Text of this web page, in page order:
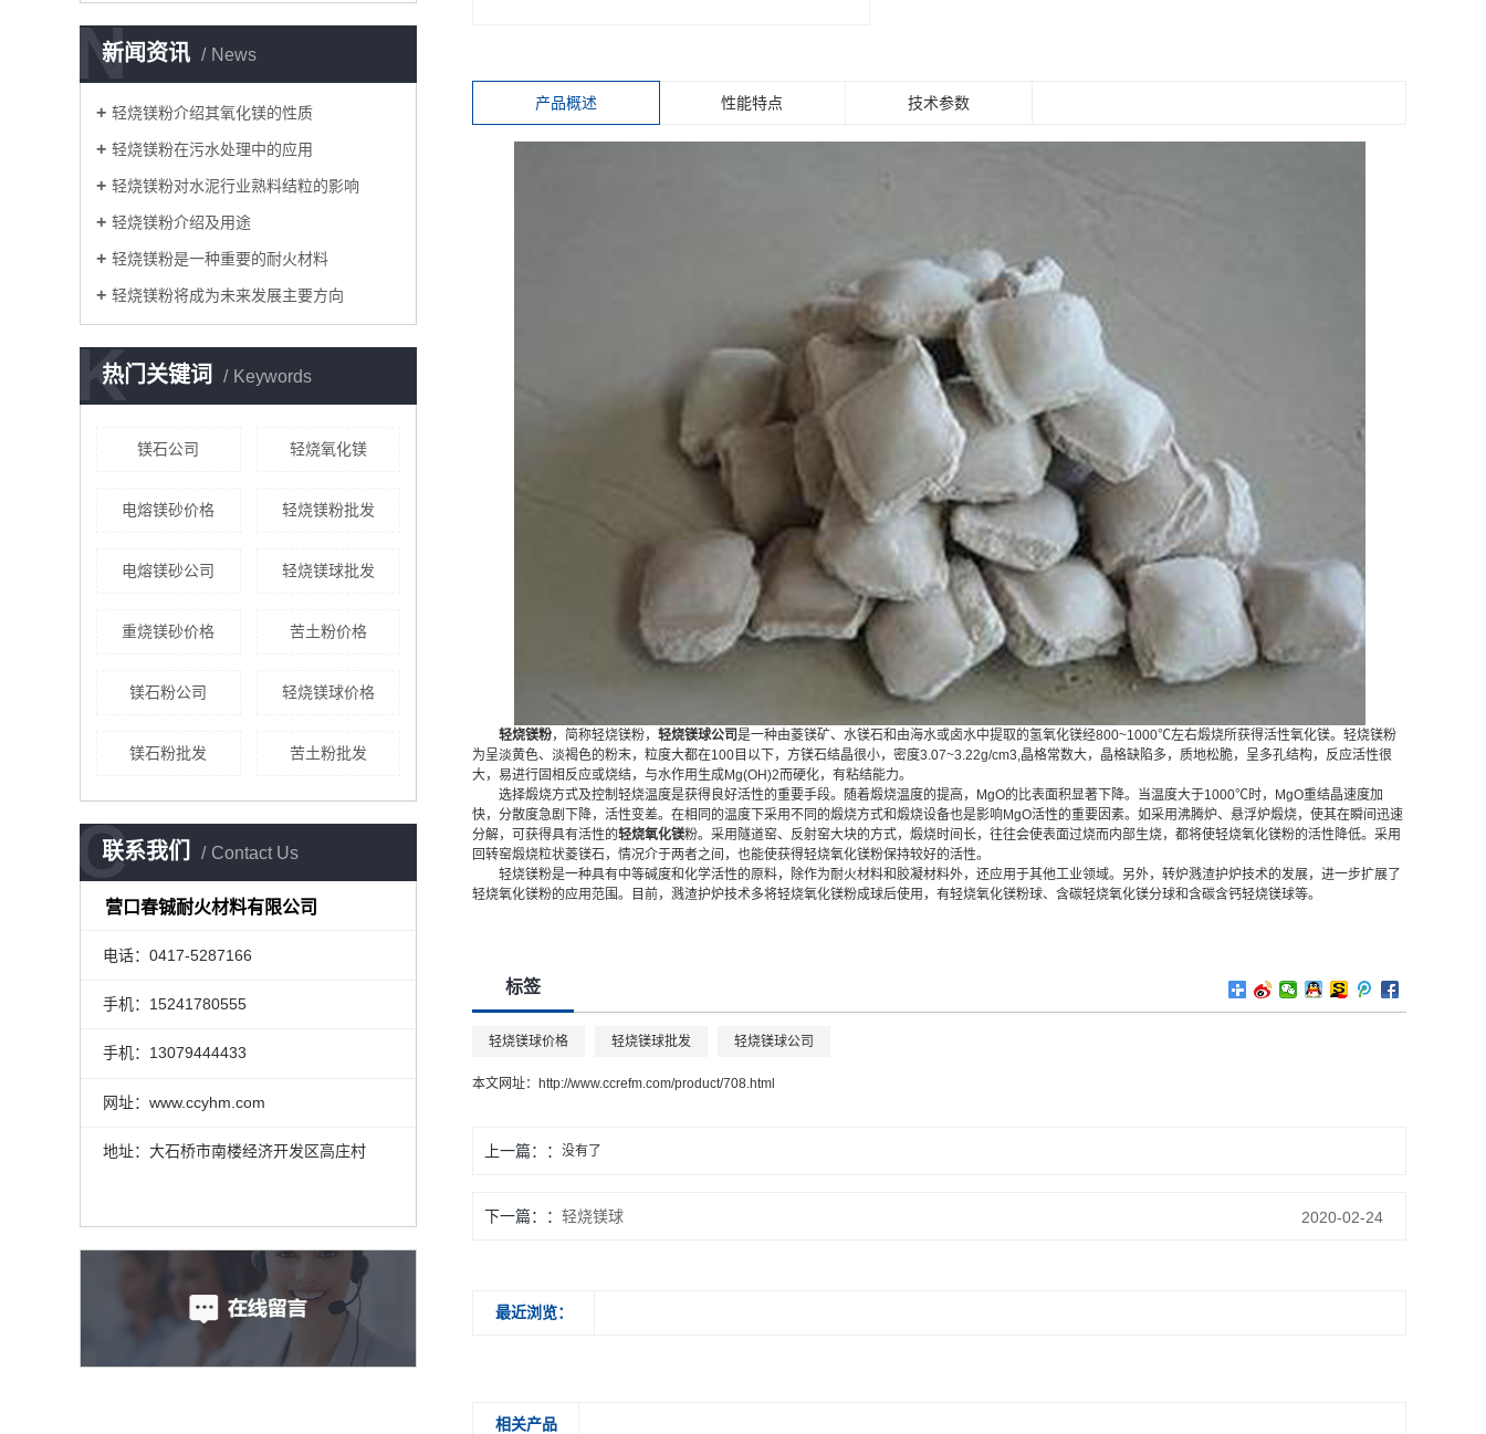
新闻资讯 News
N
轻烧镁粉介绍其氧化镁的性质
轻烧镁粉在污水处理中的应用
轻烧镁粉对水泥行业熟料结粒的影响
轻烧镁粉介绍及用途
轻烧镁粉是一种重要的耐火材料
轻烧镁粉将成为未来发展主要方向
热门关键词 Keywords
K
镁石公司 轻烧氧化镁
电熔镁砂价格 轻烧镁粉批发
电熔镁砂公司 轻烧镁球批发
重烧镁砂价格 苦土粉价格
镁石粉公司 轻烧镁球价格
镁石粉批发 苦土粉批发
联系我们 Contact Us
C
营口春铖耐火材料有限公司
电话：0417-5287166
手机：15241780555
手机：13079444433
网址：www.ccyhm.com
地址：大石桥市南楼经济开发区高庄村
产品概述 性能特点 技术参数
轻烧镁粉，简称轻烧镁粉， 轻烧镁球公司是一种由菱镁矿、水镁石和由海水或卤水中提取的氢氧化镁经800~1000℃左右煅烧所获得活性氧化镁。轻烧镁粉
为呈淡黄色、淡褐色的粉末，粒度大都在100目以下，方镁石结晶很小，密度3.07~3.22g/cm3,晶格常数大，晶格缺陷多，质地松脆，呈多孔结构，反应活性很
大，易进行固相反应或烧结，与水作用生成Mg(OH)2而硬化，有粘结能力。
选择煅烧方式及控制轻烧温度是获得良好活性的重要手段。随着煅烧温度的提高，MgO的比表面积显著下降。当温度大于1000℃时，MgO重结晶速度加
快，分散度急剧下降，活性变差。在相同的温度下采用不同的煅烧方式和煅烧设备也是影响MgO活性的重要因素。如采用沸腾炉、悬浮炉煅烧，使其在瞬间迅速
分解，可获得具有活性的轻烧氧化镁粉。采用隧道窑、反射窑大块的方式，煅烧时间长，往往会使表面过烧而内部生烧，都将使轻烧氧化镁粉的活性降低。采用
回转窑煅烧粒状菱镁石，情况介于两者之间，也能使获得轻烧氧化镁粉保持较好的活性。
轻烧镁粉是一种具有中等碱度和化学活性的原料，除作为耐火材料和胶凝材料外，还应用于其他工业领域。另外，转炉溅渣护炉技术的发展，进一步扩展了
轻烧氧化镁粉的应用范围。目前，溅渣护炉技术多将轻烧氧化镁粉成球后使用，有轻烧氧化镁粉球、含碳轻烧氧化镁分球和含碳含钙轻烧镁球等。
标签
轻烧镁球价格 轻烧镁球批发 轻烧镁球公司
本文网址： http://www.ccrefm.com/product/708.html
上一篇： 没有了
下一篇： 轻烧镁球 2020-02-24
最近浏览：
相关产品